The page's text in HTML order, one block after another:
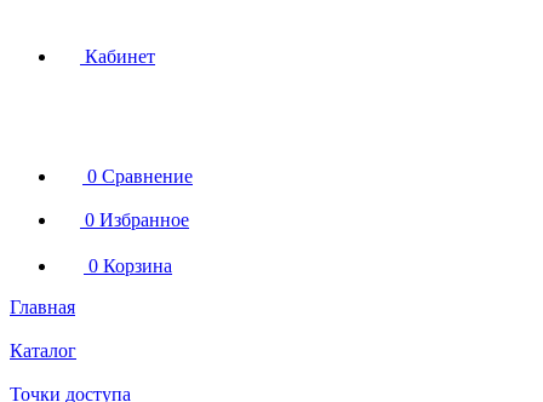
Кабинет
0 Сравнение
0 Избранное
0 Корзина
Главная
Каталог
Точки доступа